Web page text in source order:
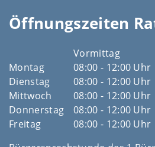
Öffnungszeiten
Vormittag
Montag
08:00 - 12:00 Uhr
Dienstag
08:00 - 12:00 Uhr
Mittwoch
08:00 - 12:00 Uhr
Donnerstag
08:00 - 12:00 Uhr
Freitag
08:00 - 12:00 Uhr